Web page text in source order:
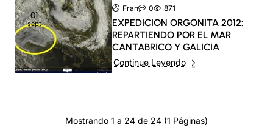
01
sept
Fran 0 871
EXPEDICION ORGONITA 2012:
REPARTIENDO POR EL MAR
CANTABRICO Y GALICIA
Continue Leyendo
Mostrando 1 a 24 de 24 (1 Páginas)